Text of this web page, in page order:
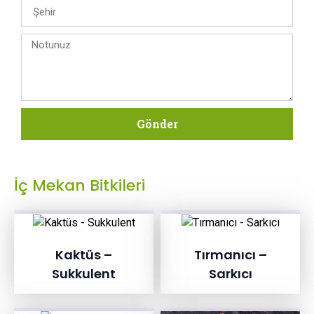
Gönder
İç Mekan Bitkileri
Kaktüs –
Sukkulent
Tırmanıcı –
Sarkıcı